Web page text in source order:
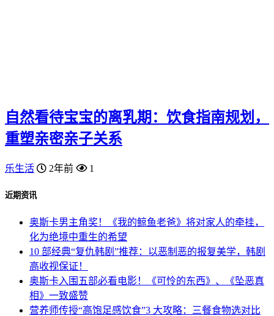
自然看待宝宝的离乳期：饮食指南规划，
重塑亲密亲子关系
乐生活 2年前 1
近期资讯
奥斯卡男主角奖！《我的鲸鱼老爸》将对家人的牵挂，
化为绝境中重生的希望
10 部经典“复仇韩剧”推荐：以恶制恶的报复美学，韩剧
高收视保证！
奥斯卡入围五部必看电影！《可怜的东西》、《坠恶真
相》一致盛赞
营养师传授“高饱足感饮食”3 大攻略：三餐食物选对比